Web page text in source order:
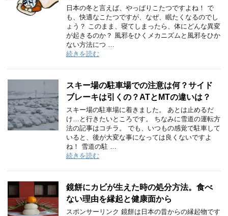
日本の冬と言えば、やっぱりこたつですよね！ で
も、快適なこたつですが、なぜ、眠たくなるのでし
ょう？ このまま、寝てしまったら、体にどんな異変
が起きるのか？ 風邪をひくメカニズムと風邪をひか
ない方法につ …
続きを読む
スキー場の駐車場での注意は何？サイド
ブレーキは引くの？ATとMTの違いは？
スキー場の駐車場に着きました。 あとは止めるだ
け…と行きたいところです。 ちなみに雪道の運転方
法の記事はコチラ。 でも、いつもの感覚で駐車して
いると、後が大変な事になっては良くないですよ
ね！ 雪道の駐 …
続きを読む
鏡餅にカビが生えた時の処分方法。食べ
ない理由を縁起と健康面から
スポンサーリンク 鏡餅は日本の昔からの縁起物です